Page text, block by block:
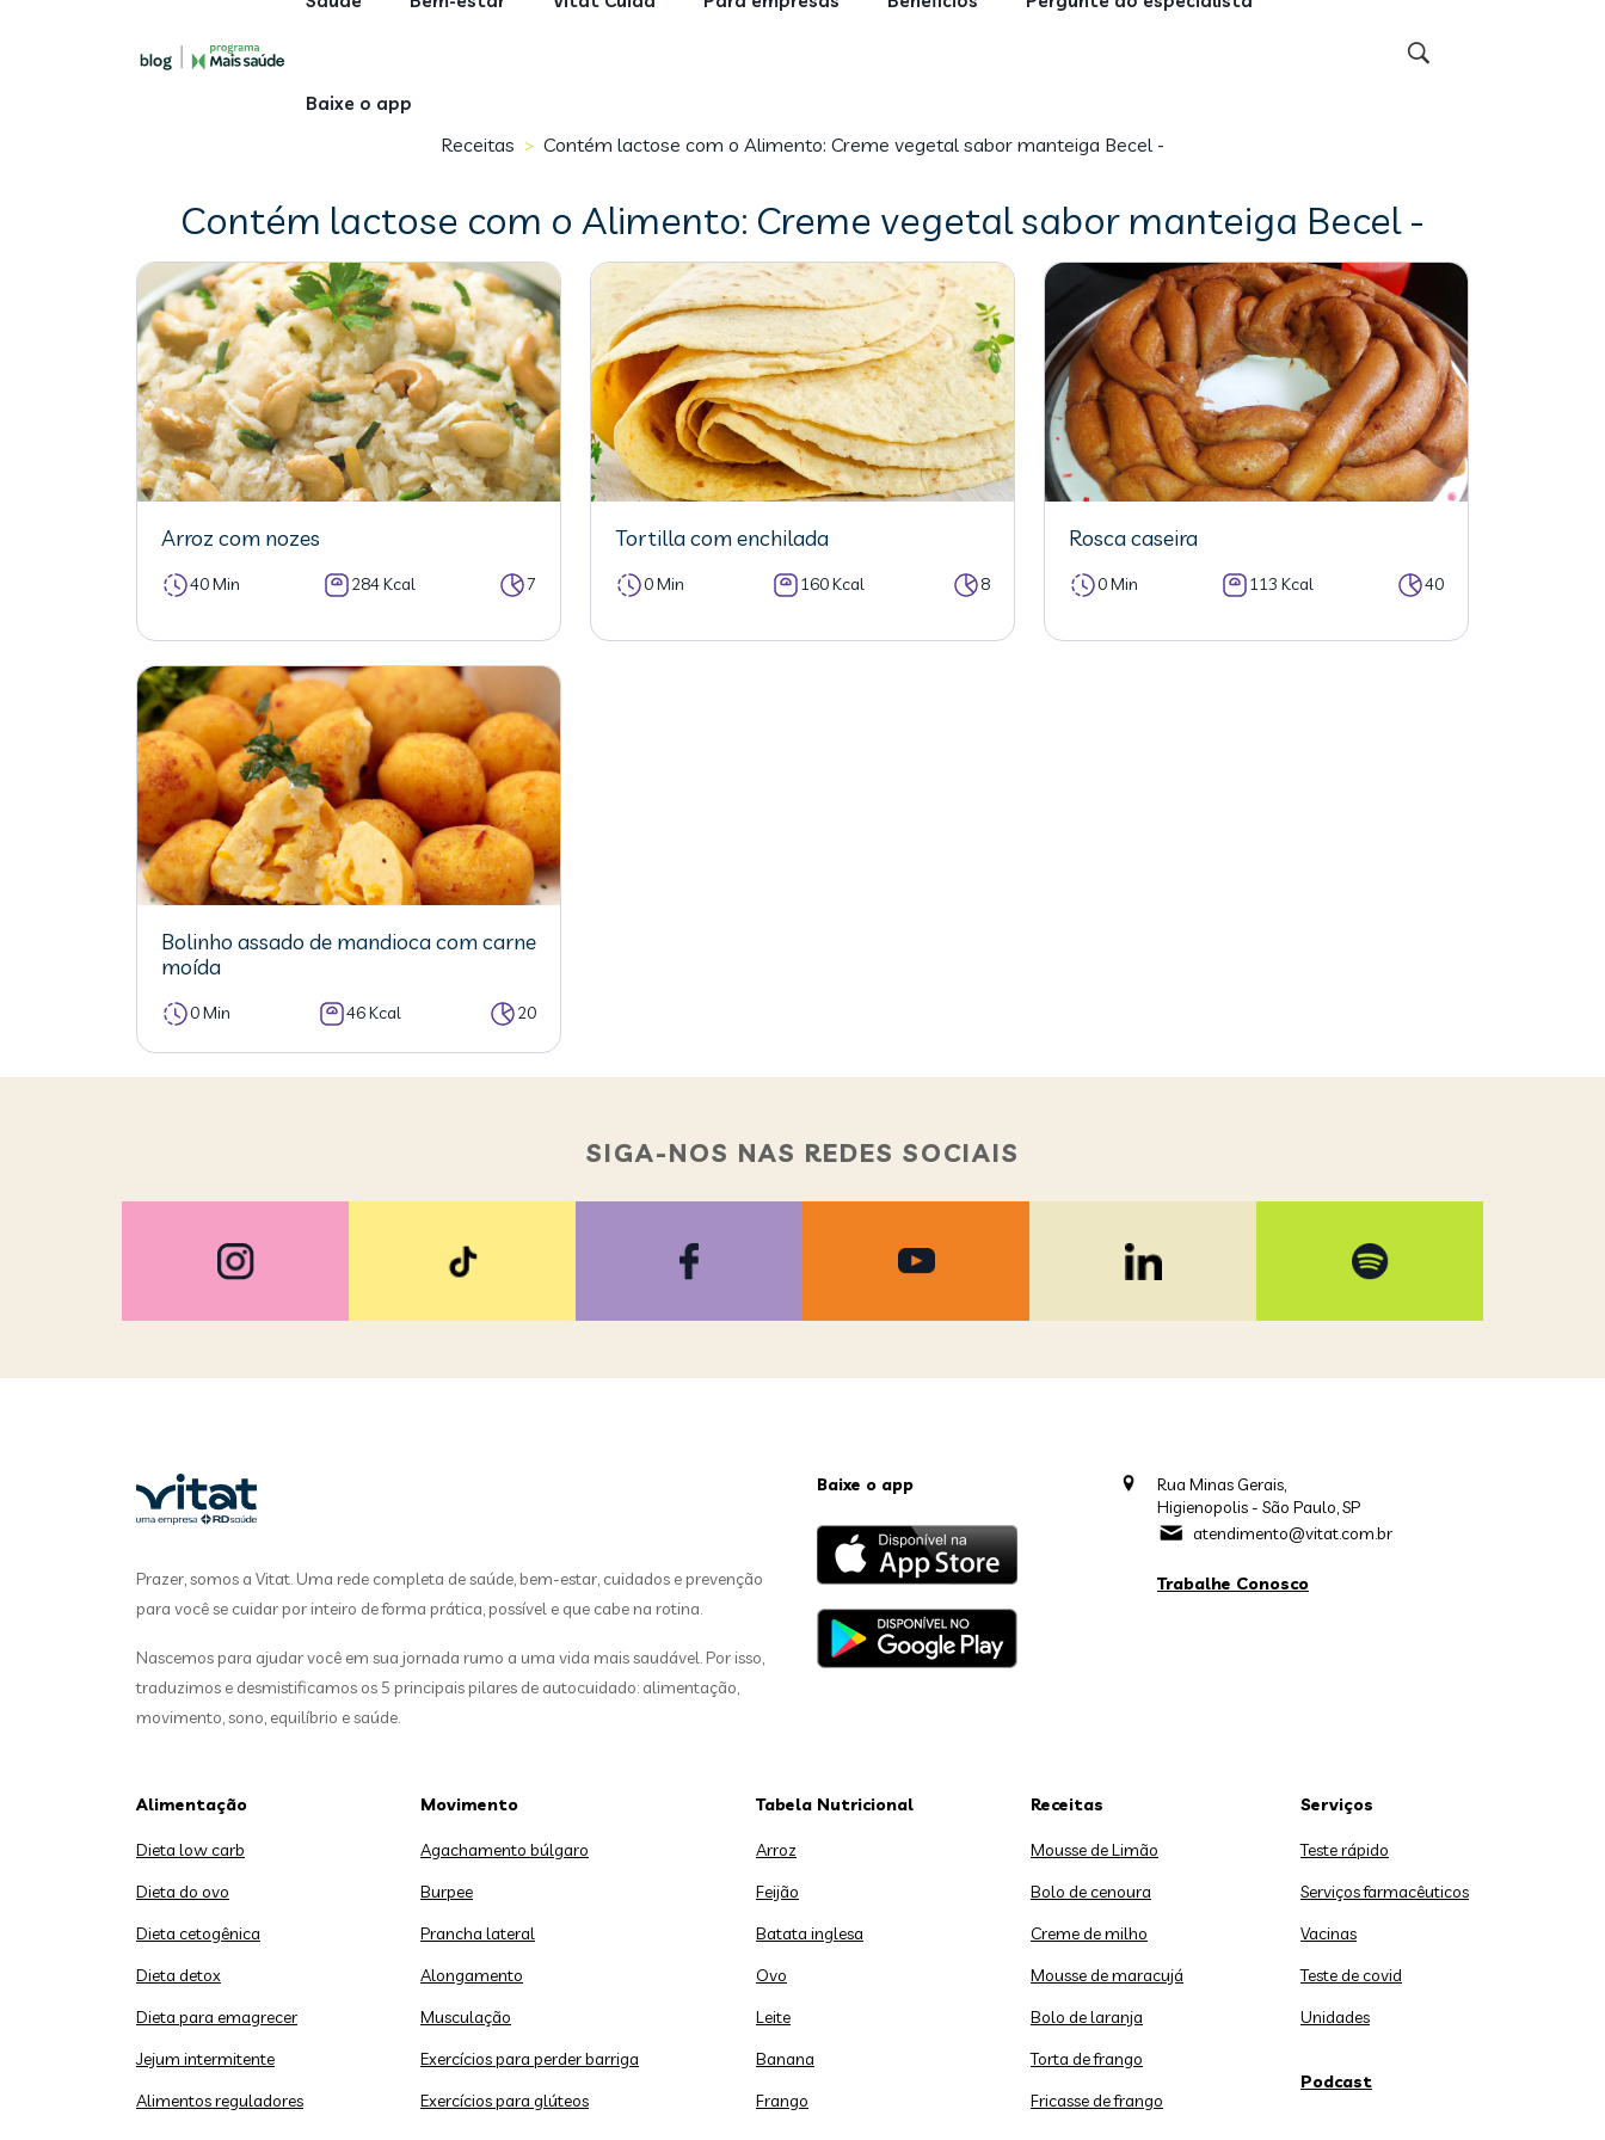
Baixe o app
Receitas > Contém lactose com o Alimento: Creme vegetal sabor manteiga Becel -
Contém lactose com o Alimento: Creme vegetal sabor manteiga Becel -
Arroz com nozes
40 Min 284 Kcal 7
Tortilla com enchilada
0 Min 160 Kcal 8
Rosca caseira
0 Min 113 Kcal 40
Bolinho assado de mandioca com carne
moída
0 Min 46 Kcal 20
SIGA-NOS NAS REDES SOCIAIS
Prazer, somos a Vitat. Uma rede completa de saúde, bem-estar, cuidados e prevenção
para você se cuidar por inteiro de forma prática, possível e que cabe na rotina.
Nascemos para ajudar você em sua jornada rumo a uma vida mais saudável. Por isso,
traduzimos e desmistificamos os 5 principais pilares de autocuidado: alimentação,
movimento, sono, equilíbrio e saúde.
Baixe o app
Rua Minas Gerais,
Higienopolis - São Paulo, SP
atendimento@vitat.com.br
Trabalhe Conosco
Alimentação
Dieta low carb
Dieta do ovo
Dieta cetogênica
Dieta detox
Dieta para emagrecer
Jejum intermitente
Alimentos reguladores
Movimento
Agachamento búlgaro
Burpee
Prancha lateral
Alongamento
Musculação
Exercícios para perder barriga
Exercícios para glúteos
Tabela Nutricional
Arroz
Feijão
Batata inglesa
Ovo
Leite
Banana
Frango
Receitas
Mousse de Limão
Bolo de cenoura
Creme de milho
Mousse de maracujá
Bolo de laranja
Torta de frango
Fricasse de frango
Serviços
Teste rápido
Serviços farmacêuticos
Vacinas
Teste de covid
Unidades
Podcast